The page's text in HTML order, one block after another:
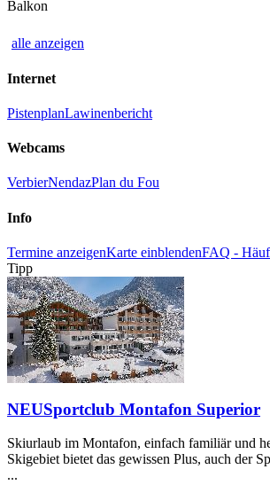
Balkon
alle anzeigen
Internet
PistenplanLawinenbericht
Webcams
VerbierNendazPlan du Fou
Info
Termine anzeigenKarte einblendenFAQ -
Tipp
NEUSportclub Montafon Superior
Skiurlaub im Montafon, einfach familiär und
Skigebiet bietet das gewissen Plus, auch der
...